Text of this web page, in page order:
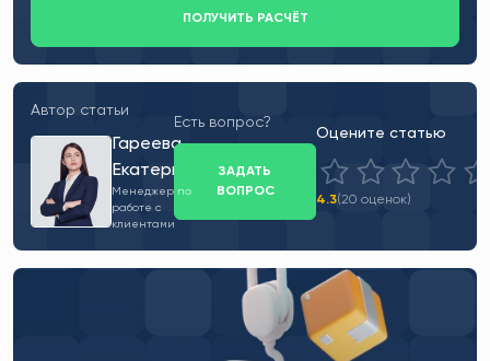
ПОЛУЧИТЬ РАСЧЁТ
Автор статьи
Гареева
Екатерина
Менеджер по
работе с
клиентами
Есть вопрос?
ЗАДАТЬ
ВОПРОС
Оцените статью
4.3(20 оценок)